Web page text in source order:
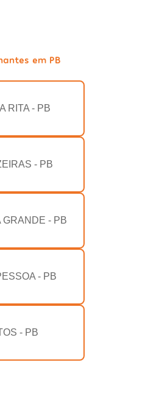
em PB
RITA - PB
- PB
GRANDE - PB
- PB
- PB